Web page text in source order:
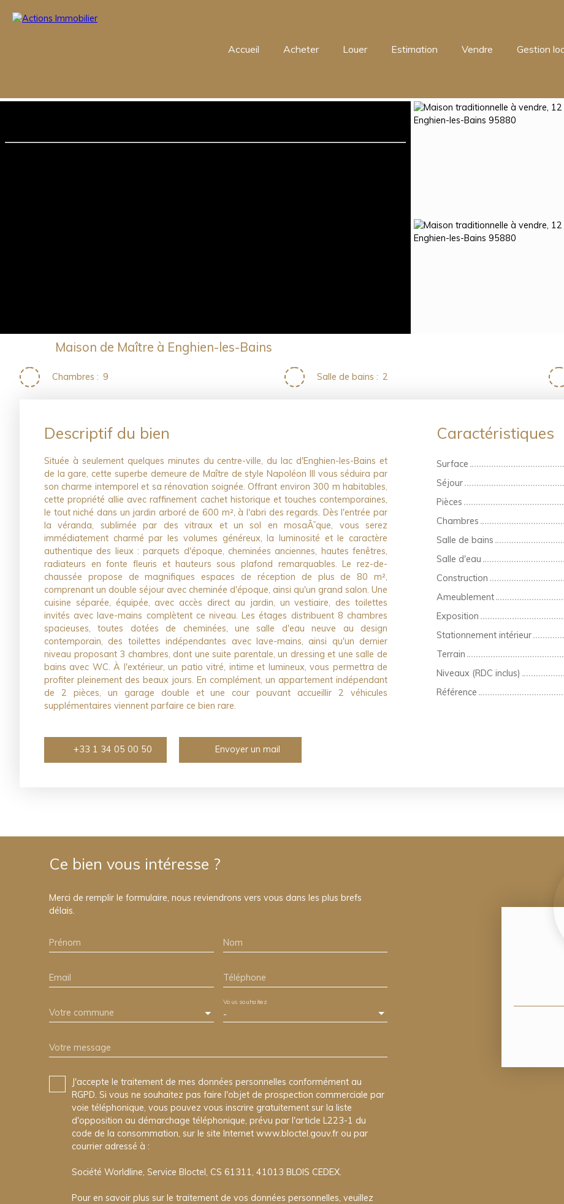
Accueil Acheter Louer Estimation Vendre Gestion
Maison de Maître à Enghien-les-Bains
Chambres : 9 Salle de bains : 2
Descriptif du bien
Située à seulement quelques minutes du centre-ville, du lac d'Enghien-les-Bains et
de la gare, cette superbe demeure de Maître de style Napoléon III vous séduira par
son charme intemporel et sa rénovation soignée. Offrant environ 300 m habitables,
cette propriété allie avec raffinement cachet historique et touches contemporaines,
le tout niché dans un jardin arboré de 600 m², à l'abri des regards. Dès l'entrée par
la véranda, sublimée par des vitraux et un sol en mosaÃ¯que, vous serez
immédiatement charmé par les volumes généreux, la luminosité et le caractère
authentique des lieux : parquets d'époque, cheminées anciennes, hautes fenêtres,
radiateurs en fonte fleuris et hauteurs sous plafond remarquables. Le rez-de-
chaussée propose de magnifiques espaces de réception de plus de 80 m²,
comprenant un double séjour avec cheminée d'époque, ainsi qu'un grand salon. Une
cuisine séparée, équipée, avec accès direct au jardin, un vestiaire, des toilettes
invités avec lave-mains complètent ce niveau. Les étages distribuent 8 chambres
spacieuses, toutes dotées de cheminées, une salle d'eau neuve au design
contemporain, des toilettes indépendantes avec lave-mains, ainsi qu'un dernier
niveau proposant 3 chambres, dont une suite parentale, un dressing et une salle de
bains avec WC. À l'extérieur, un patio vitré, intime et lumineux, vous permettra de
profiter pleinement des beaux jours. En complément, un appartement indépendant
de 2 pièces, un garage double et une cour pouvant accueillir 2 véhicules
supplémentaires viennent parfaire ce bien rare.
+33 1 34 05 00 50 Envoyer un mail
Caractéristiques
Surface
Séjour
Pièces
Chambres
Salle de bains
Salle d'eau
Construction
Ameublement
Exposition
Stationnement intérieur
Terrain
Niveaux (RDC inclus)
Référence
Ce bien vous intéresse ?
Merci de remplir le formulaire, nous reviendrons vers vous dans les plus brefs
délais.
Prénom Nom
Email Téléphone
Votre commune -
Vous souhaitez
Votre message
J'accepte le traitement de mes données personnelles conformément au
RGPD. Si vous ne souhaitez pas faire l'objet de prospection commerciale par
voie téléphonique, vous pouvez vous inscrire gratuitement sur la liste
d'opposition au démarchage téléphonique, prévu par l'article L223-1 du
code de la consommation, sur le site Internet www.bloctel.gouv.fr ou par
courrier adressé à :
Société Worldline, Service Bloctel, CS 61311, 41013 BLOIS CEDEX.
Pour en savoir plus sur le traitement de vos données personnelles, veuillez